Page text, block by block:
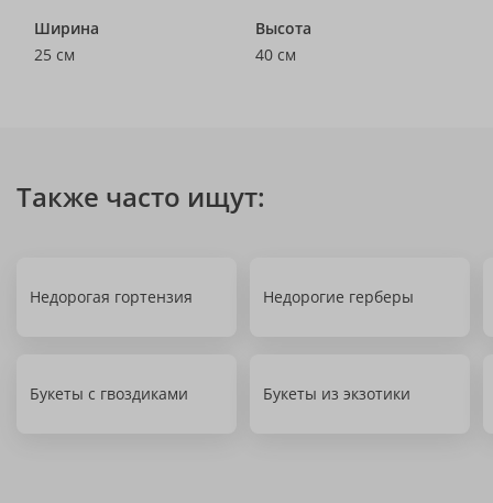
Ширина
25 см
Высота
40 см
Также часто ищут:
Недорогая гортензия Недорогие герберы
Букеты с гвоздиками Букеты из экзотики